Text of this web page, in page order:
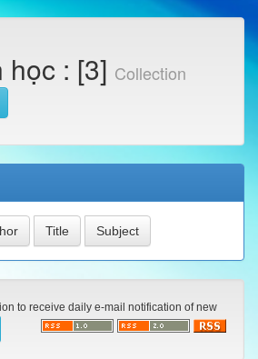
học : [3] Collection
to receive daily e-mail notification of new